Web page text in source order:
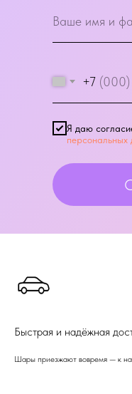
+7
Я даю
персональных
Быстрая и надёжная
Шары приезжают вовремя — к